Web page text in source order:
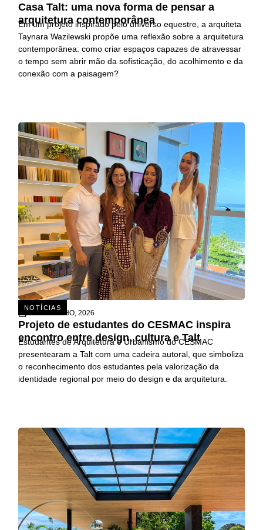
Casa Talt: uma nova forma de pensar a
arquitetura contemporânea
Em um projeto inspirado pelo universo equestre, a arquiteta
Taynara Wazilewski propõe uma reflexão sobre a arquitetura
contemporânea: como criar espaços capazes de atravessar
o tempo sem abrir mão da sofisticação, do acolhimento e da
conexão com a paisagem?
NOTÍCIAS
15 DE JULHO, 2026
Projeto de estudantes do CESMAC inspira
encontro entre design, cultura e Talt
Estudantes de Arquitetura e Urbanismo do CESMAC
presentearam a Talt com uma cadeira autoral, que simboliza
o reconhecimento dos estudantes pela valorização da
identidade regional por meio do design e da arquitetura.